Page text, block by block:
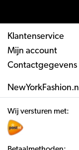
Klantenservice
Mijn account
Contactgegevens
NewYorkFashion.nl
Wij versturen met: